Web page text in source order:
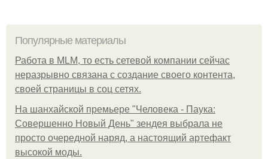
Популярные материалы
Работа в MLM, то есть сетевой компании сейчас
неразрывно связана с создание своего контента,
своей страницы в соц сетях.
На шанхайской премьере "Человека - Паука:
Совершенно Новый День" зендея выбрала не
просто очередной наряд, а настоящий артефакт
высокой моды.